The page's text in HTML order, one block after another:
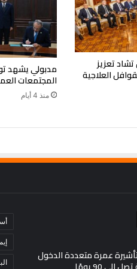
تعزيز
العلاجية مدبولي يشهد
المجتمعات
منذ 4 أيام
عمرة متعددة الدخول